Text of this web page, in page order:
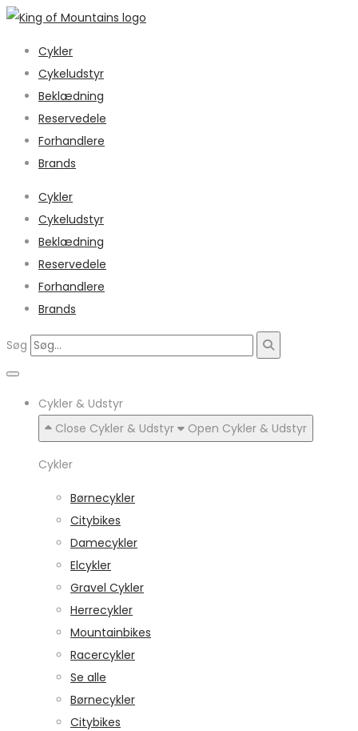
Cykler
Cykeludstyr
Beklædning
Reservedele
Forhandlere
Brands
Cykler
Cykeludstyr
Beklædning
Reservedele
Forhandlere
Brands
Søg
Cykler & Udstyr
Close Cykler & Udstyr
Open Cykler & Udstyr
Cykler
Børnecykler
Citybikes
Damecykler
Elcykler
Gravel Cykler
Herrecykler
Mountainbikes
Racercykler
Se alle
Børnecykler
Citybikes